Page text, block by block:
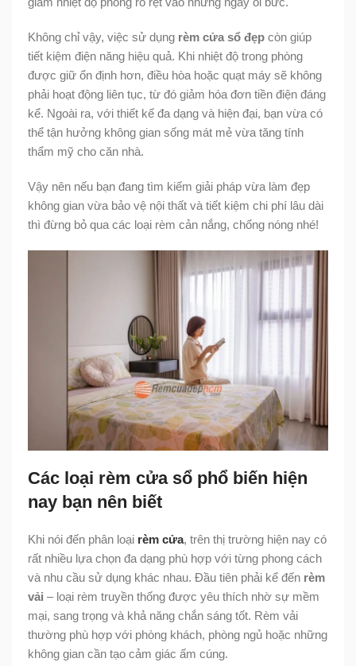
Không chỉ vậy, việc sử dụng rèm cửa sổ đẹp còn giúp
tiết kiệm điện năng hiệu quả. Khi nhiệt độ trong phòng
được giữ ổn định hơn, điều hòa hoặc quạt máy sẽ không
phải hoạt động liên tục, từ đó giảm hóa đơn tiền điện đáng
kể. Ngoài ra, với thiết kế đa dạng và hiện đại, bạn vừa có
thể tận hưởng không gian sống mát mẻ vừa tăng tính
thẩm mỹ cho căn nhà.
Vậy nên nếu bạn đang tìm kiếm giải pháp vừa làm đẹp
không gian vừa bảo vệ nội thất và tiết kiệm chi phí lâu dài
thì đừng bỏ qua các loại rèm cản nắng, chống nóng nhé!
Các loại rèm cửa sổ phổ biến hiện
nay bạn nên biết
Khi nói đến phân loại rèm cửa, trên thị trường hiện nay có
rất nhiều lựa chọn đa dạng phù hợp với từng phong cách
và nhu cầu sử dụng khác nhau. Đầu tiên phải kể đến rèm
vải – loại rèm truyền thống được yêu thích nhờ sự mềm
mại, sang trọng và khả năng chắn sáng tốt. Rèm vải
thường phù hợp với phòng khách, phòng ngủ hoặc những
không gian cần tạo cảm giác ấm cúng.